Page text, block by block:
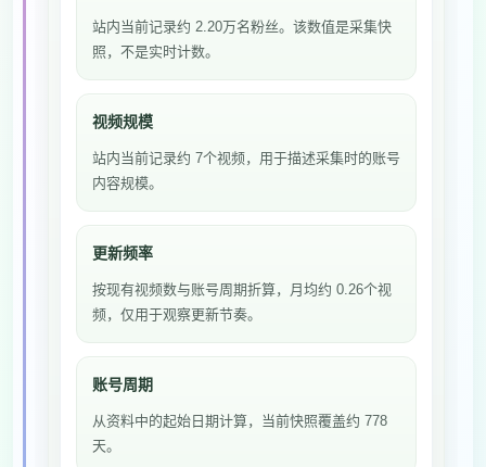
站内当前记录约 2.20万名粉丝。该数值是采集快
照，不是实时计数。
视频规模
站内当前记录约 7个视频，用于描述采集时的账号
内容规模。
更新频率
按现有视频数与账号周期折算，月均约 0.26个视
频，仅用于观察更新节奏。
账号周期
从资料中的起始日期计算，当前快照覆盖约 778
天。